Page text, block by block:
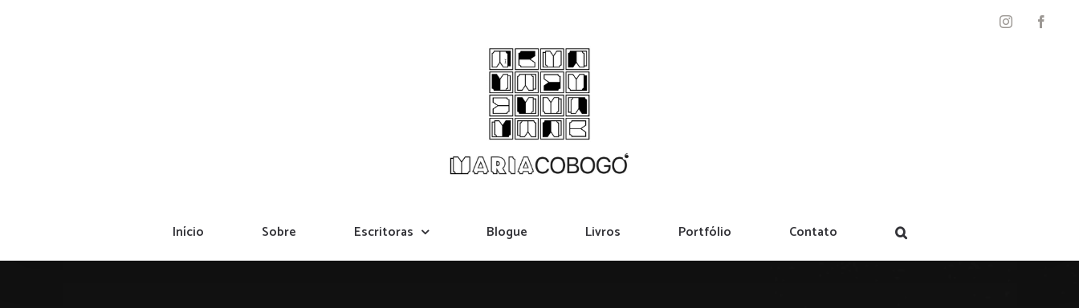
Início Sobre Escritoras Blogue Livros Portfólio Contato